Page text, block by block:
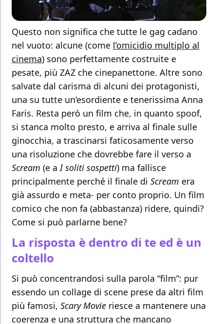
Questo non significa che tutte le gag cadano
nel vuoto: alcune (come l’omicidio multiplo al
cinema) sono perfettamente costruite e
pesate, più ZAZ che cinepanettone. Altre sono
salvate dal carisma di alcuni dei protagonisti,
una su tutte un’esordiente e tenerissima Anna
Faris. Resta però un film che, in quanto spoof,
si stanca molto presto, e arriva al finale sulle
ginocchia, a trascinarsi faticosamente verso
una risoluzione che dovrebbe fare il verso a
Scream (e aI soliti sospetti) ma fallisce
principalmente perché il finale di Scream era
già assurdo e meta- per conto proprio. Un film
comico che non fa (abbastanza) ridere, quindi?
Come si può parlarne bene?
La risposta è dentro di te ed è un
coltello
Si può concentrandosi sulla parola “film”: pur
essendo un collage di scene prese da altri film
più famosi, Scary Movie riesce a mantenere una
coerenza e una struttura che mancano